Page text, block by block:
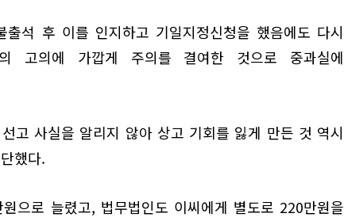
석 후 이를 인지하고 기일지정신청을 했음에도 다시
고의에 가깝게 주의를 결여한 것으로 중과실에
고 사실을 알리지 않아 상고 기회를 잃게 만든 것 역시
했다.
으로 늘렸고, 법무법인도 이씨에게 별도로 220만원을